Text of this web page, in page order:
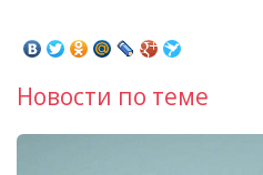
Новости по теме